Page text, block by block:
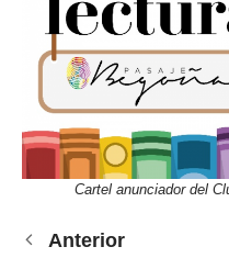
Cartel anunciador del
Anterior